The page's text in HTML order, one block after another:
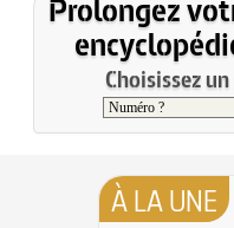
Prolongez
Choisissez
À LA UNE